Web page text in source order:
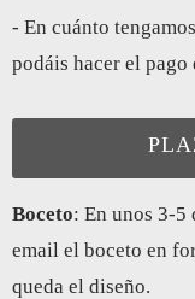
- En cuánto
podáis hacer el pago
Boceto: En unos 3-5
email el boceto en
queda el diseño.